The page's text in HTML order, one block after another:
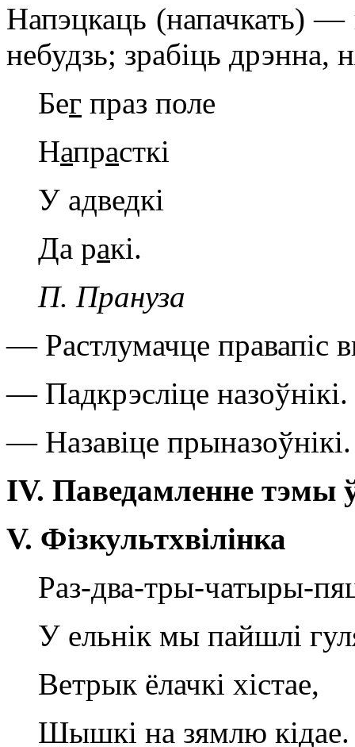
Напэцкаць (напачкать) —
небудзь; зрабіць дрэнна,
Бег праз поле
Напрасткі
У адведкі
Да ракі.
П. Прануза
— Растлумачце правапіс
— Падкрэсліце назоўнікі.
— Назавіце прыназоўнікі.
ІV. Паведамленне тэмы
V. Фізкультхвілінка
Раз-два-тры-чатыры-
У ельнік мы пайшлі
Ветрык ёлачкі хістае,
Шышкі на зямлю кідае.